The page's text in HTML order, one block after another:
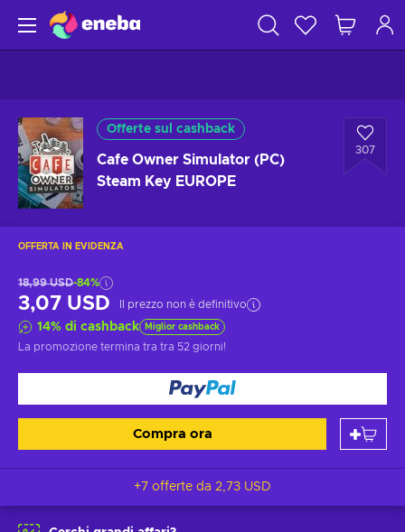
Offerte sul cashback
Cafe Owner Simulator (PC)
Steam Key EUROPE
307
OFFERTA IN EVIDENZA
18,99 USD-84%
3,07 USD Il prezzo non è definitivo
14% di cashback Miglior cashback
La promozione termina tra tra 52 giorni!
Compra ora
+7 offerte da 2,73 USD